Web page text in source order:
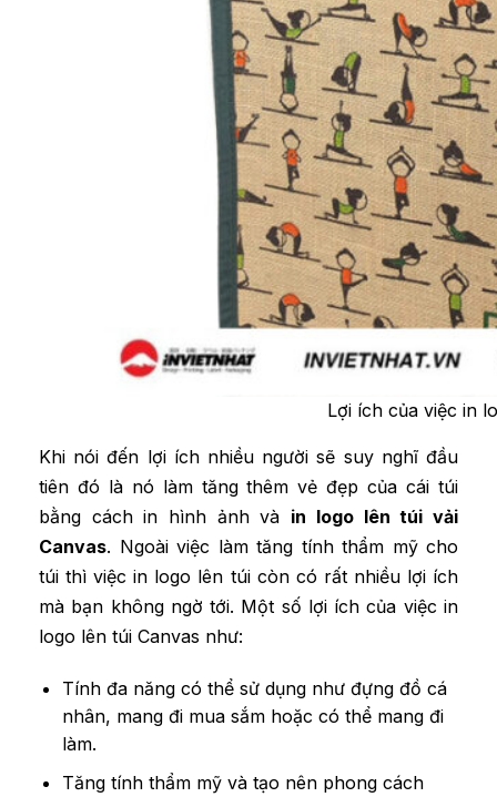
Lợi ích của việc in
Khi nói đến lợi ích nhiều người sẽ suy nghĩ đầu
tiên đó là nó làm tăng thêm vẻ đẹp của cái túi
bằng cách in hình ảnh và in logolên túi vải
Canvas. Ngoài việc làm tăng tính thẩm mỹ cho
túi thì việc in logo lên túi còn có rất nhiều lợi ích
mà bạn không ngờ tới. Một số lợi ích của việc in
logo lên túi Canvas như:
Tính đa năng có thể sử dụng như đựng đồ cá
nhân, mang đi mua sắm hoặc có thể mang đi
làm.
Tăng tính thẩm mỹ và tạo nên phong cách